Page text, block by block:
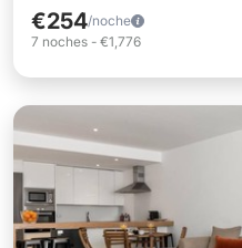
€254/noche
7 noches - €1,776